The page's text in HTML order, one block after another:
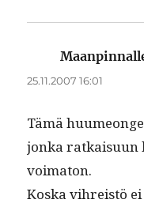
25.11.2007 16:01
Tämä
jon­ka ratkaisu­un
voimaton.
Kos­ka vihreistö